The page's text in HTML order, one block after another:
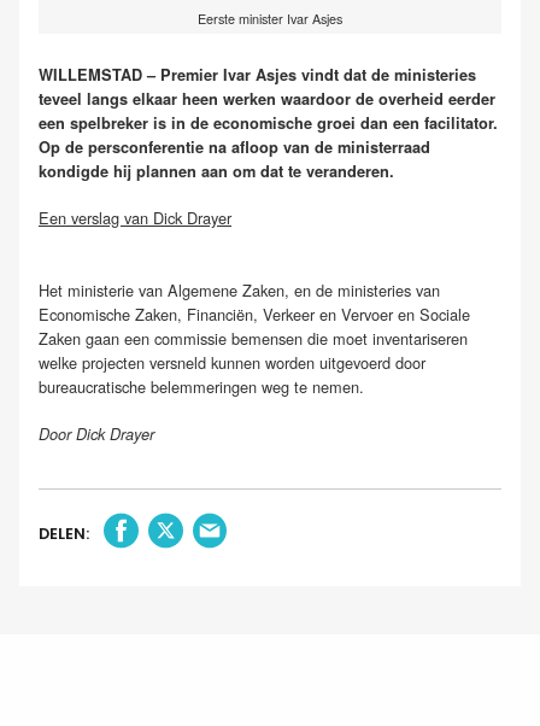
Eerste minister Ivar Asjes
WILLEMSTAD – Premier Ivar Asjes vindt dat de ministeries
teveel langs elkaar heen werken waardoor de overheid eerder
een spelbreker is in de economische groei dan een facilitator.
Op de persconferentie na afloop van de ministerraad
kondigde hij plannen aan om dat te veranderen.
Een verslag van Dick Drayer
Het ministerie van Algemene Zaken, en de ministeries van
Economische Zaken, Financiën, Verkeer en Vervoer en Sociale
Zaken gaan een commissie bemensen die moet inventariseren
welke projecten versneld kunnen worden uitgevoerd door
bureaucratische belemmeringen weg te nemen.
Door Dick Drayer
DELEN: